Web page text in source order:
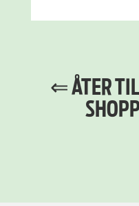
⇐ ÅTER